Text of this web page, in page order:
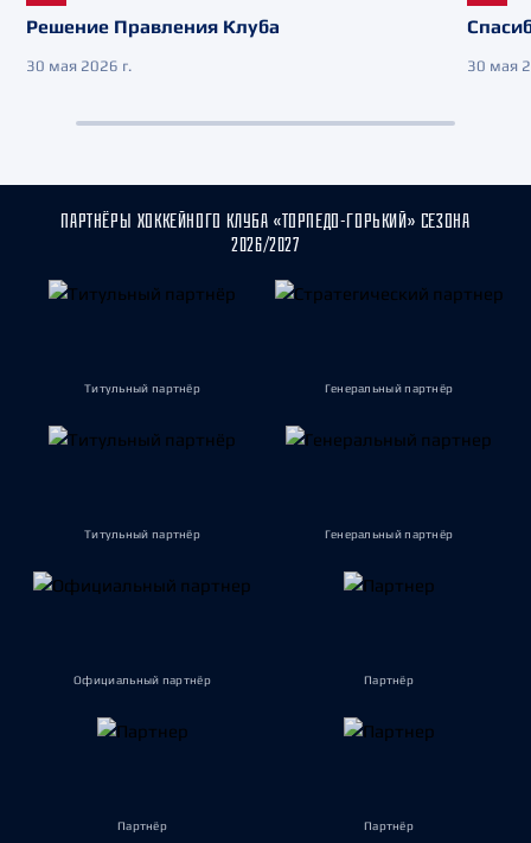
Решение Правления Клуба
30 мая 2026 г. 30 мая
ПАРТНЁРЫ ХОККЕЙНОГО КЛУБА «ТОРПЕДО-ГОРЬКИЙ» СЕЗОНА
2026/2027
Титульный партнёр Генеральный партнёр
Титульный партнёр Генеральный партнёр
Официальный партнёр Партнёр
Партнёр Партнёр